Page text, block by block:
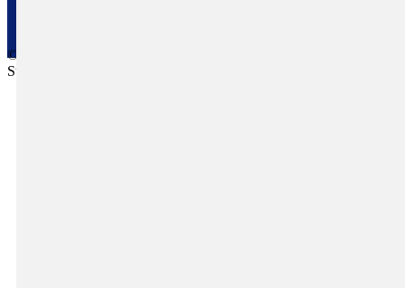
© 2003 - 2026 Toate drepturile rezervate P-Studio Web Design
Studio, Bucuresti - Romania